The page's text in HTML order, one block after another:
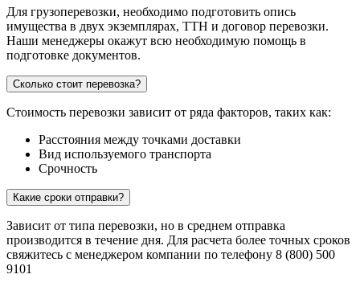
Для грузоперевозки, необходимо подготовить опись
имущества в двух экземплярах, ТТН и договор перевозки.
Наши менеджеры окажут всю необходимую помощь в
подготовке документов.
Сколько стоит перевозка?
Стоимость перевозки зависит от ряда факторов, таких как:
Расстояния между точками доставки
Вид используемого транспорта
Срочность
Какие сроки отправки?
Зависит от типа перевозки, но в среднем отправка
производится в течение дня. Для расчета более точных сроков
свяжитесь с менеджером компании по телефону 8 (800) 500
9101